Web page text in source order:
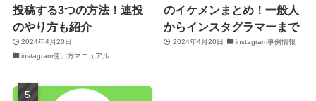
投稿する3つの方法！連投
のやり方も紹介
2024年4月20日
instagram使い方マニュアル
のイケメンまとめ！一般人
からインスタグラマーまで
2024年4月20日 instagram事例情報